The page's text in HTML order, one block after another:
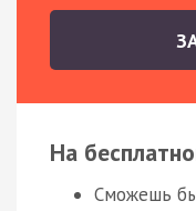
На
Сможешь